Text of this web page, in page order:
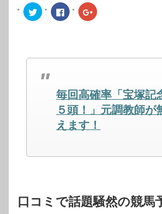
ク
リ
で
有
(新
ま
Facebook
で
は
し
て
く
だ
さ
い
ウ
開
き
ク
リ
で
い
ウ
ィ
ン
ド
ウ
ま
毎回高確率「宝塚記
５頭！」元調教師が
えます！
口コミで話題騒然の競馬